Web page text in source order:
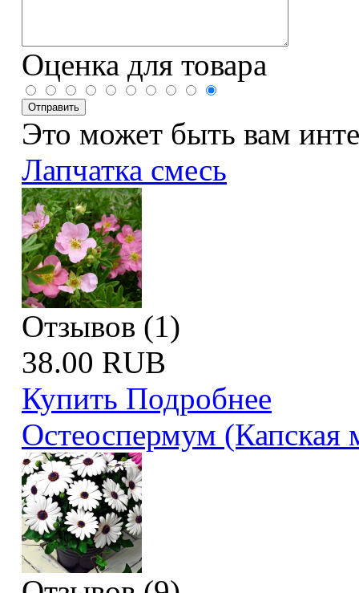
Оценка для товара
Это может быть вам
Лапчатка смесь
Отзывов (1)
38.00 RUB
Купить Подробнее
Остеоспермум (Капская